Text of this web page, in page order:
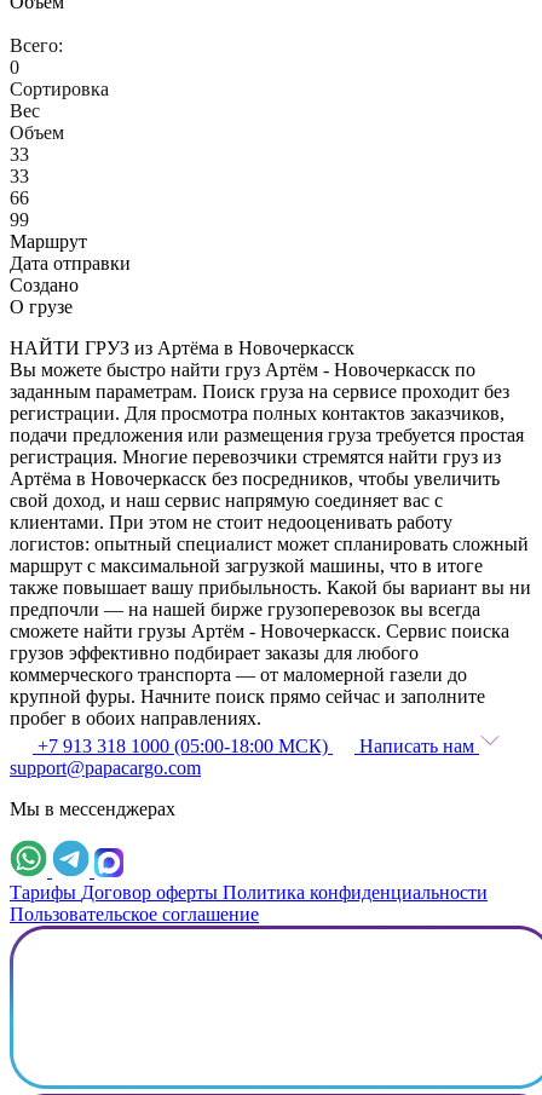
Всего:
0
Сортировка
Вес
Объем
33
33
66
99
Маршрут
Дата отправки
Создано
О грузе
НАЙТИ ГРУЗ из Артёма в Новочеркасск
Вы можете быстро найти груз Артём - Новочеркасск по
заданным параметрам. Поиск груза на сервисе проходит без
регистрации. Для просмотра полных контактов заказчиков,
подачи предложения или размещения груза требуется простая
регистрация. Многие перевозчики стремятся найти груз из
Артёма в Новочеркасск без посредников, чтобы увеличить
свой доход, и наш сервис напрямую соединяет вас с
клиентами. При этом не стоит недооценивать работу
логистов: опытный специалист может спланировать сложный
маршрут с максимальной загрузкой машины, что в итоге
также повышает вашу прибыльность. Какой бы вариант вы ни
предпочли — на нашей бирже грузоперевозок вы всегда
сможете найти грузы Артём - Новочеркасск. Сервис поиска
грузов эффективно подбирает заказы для любого
коммерческого транспорта — от маломерной газели до
крупной фуры. Начните поиск прямо сейчас и заполните
пробег в обоих направлениях.
+7 913 318 1000 (05:00-18:00 МСК)
Написать нам
support@papacargo.com
Мы в мессенджерах
Тарифы Договор оферты Политика конфиденциальности
Пользовательское соглашение